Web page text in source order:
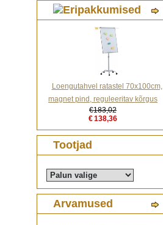
Loengutahvel ratastel 70x100cm,
magnet pind, reguleeritav kõrgus
€183,02
€138,36
Tootjad
Arvamused